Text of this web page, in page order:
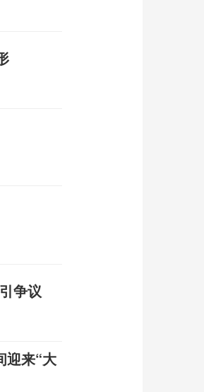
争议
迎来“大